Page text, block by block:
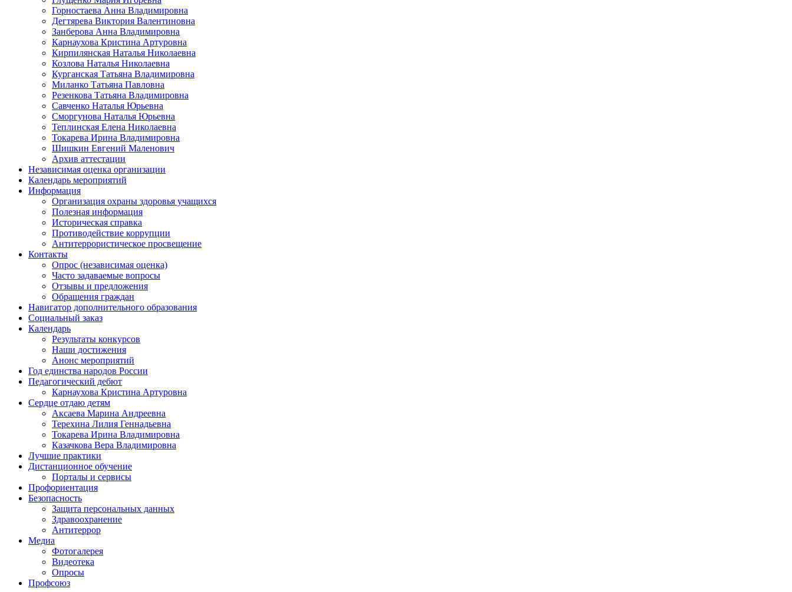
Горностаева Анна Владимировна
Дегтярева Виктория Валентиновна
Занберова Анна Владимировна
Карнаухова Кристина Артуровна
Кирпилянская Наталья Николаевна
Козлова Наталья Николаевна
Курганская Татьяна Владимировна
Миланко Татьяна Павловна
Резенкова Татьяна Владимировна
Савченко Наталья Юрьевна
Сморгунова Наталья Юрьевна
Теплинская Елена Николаевна
Токарева Ирина Владимировна
Шишкин Евгений Маленович
Архив аттестации
Независимая оценка организации
Календарь мероприятий
Информация
Организация охраны здоровья учащихся
Полезная информация
Историческая справка
Противодействие коррупции
Антитеррористическое просвещение
Контакты
Опрос (независимая оценка)
Часто задаваемые вопросы
Отзывы и предложения
Обращения граждан
Навигатор дополнительного образования
Социальный заказ
Календарь
Результаты конкурсов
Наши достижения
Анонс мероприятий
Год единства народов России
Педагогический дебют
Карнаухова Кристина Артуровна
Сердце отдаю детям
Аксаева Марина Андреевна
Терехина Лилия Геннадьевна
Токарева Ирина Владимировна
Казачкова Вера Владимировна
Лучшие практики
Дистанционное обучение
Порталы и сервисы
Профориентация
Безопасность
Защита персональных данных
Здравоохранение
Антитеррор
Медиа
Фотогалерея
Видеотека
Опросы
Профсоюз